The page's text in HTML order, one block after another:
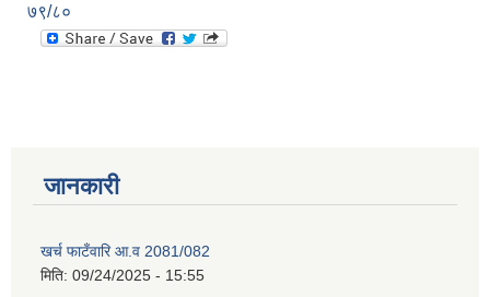
७९/८०
जानकारी
खर्च फाटँवारि आ.व 2081/082
मिति: 09/24/2025 - 15:55